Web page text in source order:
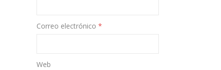
Correo electrónico *
Web